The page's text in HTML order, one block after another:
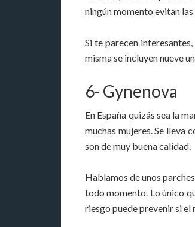
ningún momento evitan
Si te parecen
misma se incluyen nueve
6- Gynenova
En España quizás sea la
muchas mujeres. Se lleva
son de muy buena calidad.
Hablamos de unos
todo momento. Lo único
riesgo puede prevenir si el